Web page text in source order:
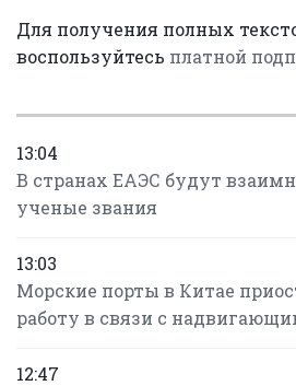
Для получения полных
воспользуйтесь платной
13:04
В странах ЕАЭС будут
ученые звания
13:03
Морские порты в Китае
работу в связи с
12:47